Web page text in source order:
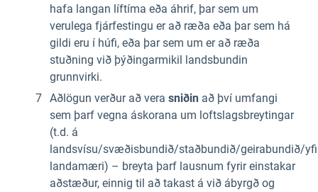
hafa langan líftíma eða áhrif, þar sem um
verulega fjárfestingu er að ræða eða þar sem há
gildi eru í húfi, eða þar sem um er að ræða
stuðning við þýðingarmikil landsbundin
grunnvirki.
Aðlögun verður að vera sniðin að því umfangi
sem þarf vegna áskorana um loftslagsbreytingar
(t.d. á
landsvísu/svæðisbundið/staðbundið/geirabundið/
landamæri) – breyta þarf lausnum fyrir einstakar
aðstæður, einnig til að takast á við ábyrgð og